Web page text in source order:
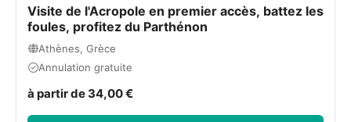
Visite de l'Acropole en premier accès, battez les
foules, profitez du Parthénon
Athènes, Grèce
Annulation gratuite
à partir de 34,00 €